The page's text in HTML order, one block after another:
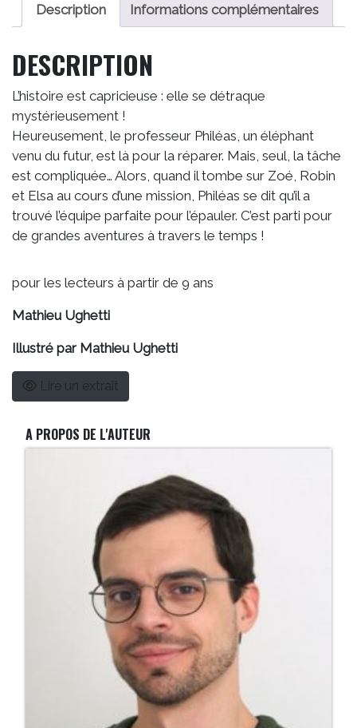
-
de
Philéas,
un
pachyderme
venu
du
futur
Description Informations complémentaires
DESCRIPTION
L’histoire est capricieuse : elle se détraque
mystérieusement !
Heureusement, le professeur Philéas, un éléphant
venu du futur, est là pour la réparer. Mais, seul, la tâche
est compliquée… Alors, quand il tombe sur Zoé, Robin
et Elsa au cours d’une mission, Philéas se dit qu’il a
trouvé l’équipe parfaite pour l’épauler. C’est parti pour
de grandes aventures à travers le temps !
pour les lecteurs à partir de 9 ans
Mathieu Ughetti
Illustré par Mathieu Ughetti
Lire un extrait
A PROPOS DE L'AUTEUR